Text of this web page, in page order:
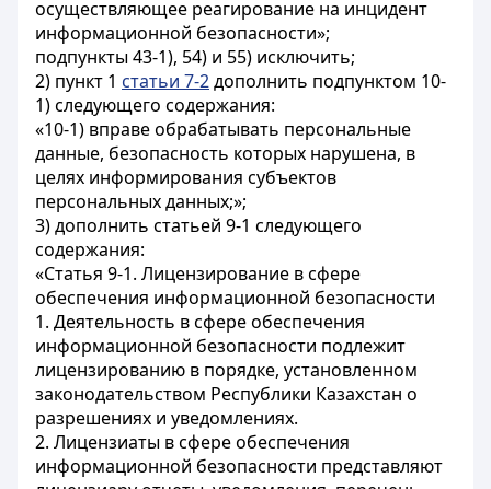
осуществляющее реагирование на инцидент
информационной безопасности»;
подпункты 43-1), 54) и 55) исключить;
2) пункт 1 статьи 7-2дополнить подпунктом 10-
1) следующего содержания:
«10-1) вправе обрабатывать персональные
данные, безопасность которых нарушена, в
целях информирования субъектов
персональных данных;»;
3) дополнить статьей 9-1 следующего
содержания:
«Статья 9-1. Лицензирование в сфере
обеспечения информационной безопасности
1. Деятельность в сфере обеспечения
информационной безопасности подлежит
лицензированию в порядке, установленном
законодательством Республики Казахстан о
разрешениях и уведомлениях.
2. Лицензиаты в сфере обеспечения
информационной безопасности представляют